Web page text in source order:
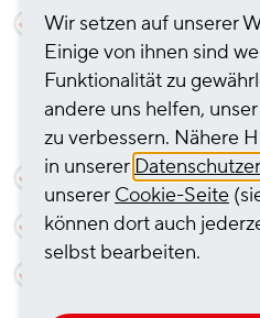
Verstöße in der
und
Verletzungen
umweltbezogener
Verstöße gegen
Kartellrechtsverstöße
Wir setzen auf unserer
Einige von ihnen sind
Funktionalität zu
andere uns helfen,
zu verbessern. Nähere
in unserer
unserer Cookie-Seite
können dort auch
selbst bearbeiten.